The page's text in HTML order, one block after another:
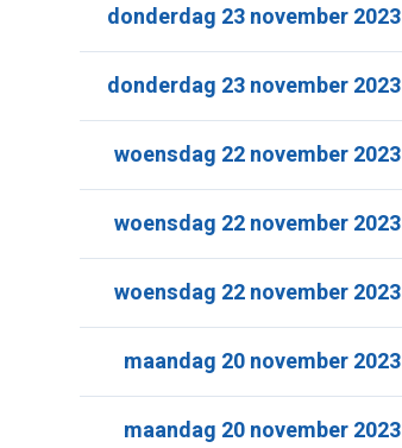
donderdag 23 november 2023
donderdag 23 november 2023
woensdag 22 november 2023
woensdag 22 november 2023
woensdag 22 november 2023
maandag 20 november 2023
maandag 20 november 2023